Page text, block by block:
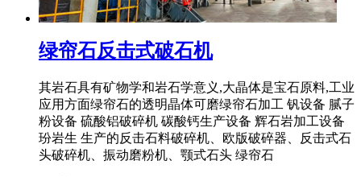
绿帘石反击式破石机
其岩石具有矿物学和岩石学意义,大晶体是宝石原料,工业
应用方面绿帘石的透明晶体可磨绿帘石加工 钒设备 腻子
粉设备 硫酸铝破碎机 碳酸钙生产设备 辉石岩加工设备
玢岩生 生产的反击石料破碎机、欧版破碎器、反击式石
头破碎机、振动磨粉机、颚式石头 绿帘石